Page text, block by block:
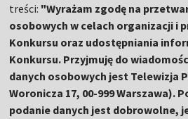
treści: "Wyrażam zgodę na
osobowych w celach organizacji i
Konkursu oraz udostępniania
Konkursu. Przyjmuję do
danych osobowych jest Telewizja
Woronicza 17, 00-999 Warszawa).
podanie danych jest dobrowolne,